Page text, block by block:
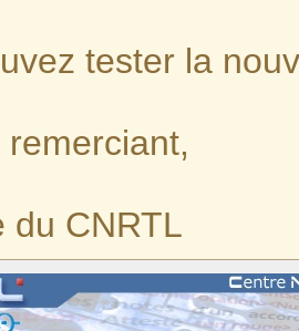
tester la
remerciant,
du CNRTL